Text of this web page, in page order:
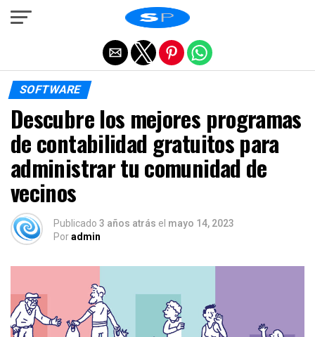
SOFTWARE
Descubre los mejores programas
de contabilidad gratuitos para
administrar tu comunidad de
vecinos
Publicado 3 años atrás el mayo 14, 2023
Poradmin
Salir de la versión móvil